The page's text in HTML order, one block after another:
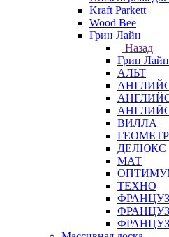
Kraft Parkett
Wood Bee
Грин Лайн
Назад
Грин Лайн
АЛЬТ
ВИЛЛА
ДЕЛЮКС
МАТ
ТЕХНО